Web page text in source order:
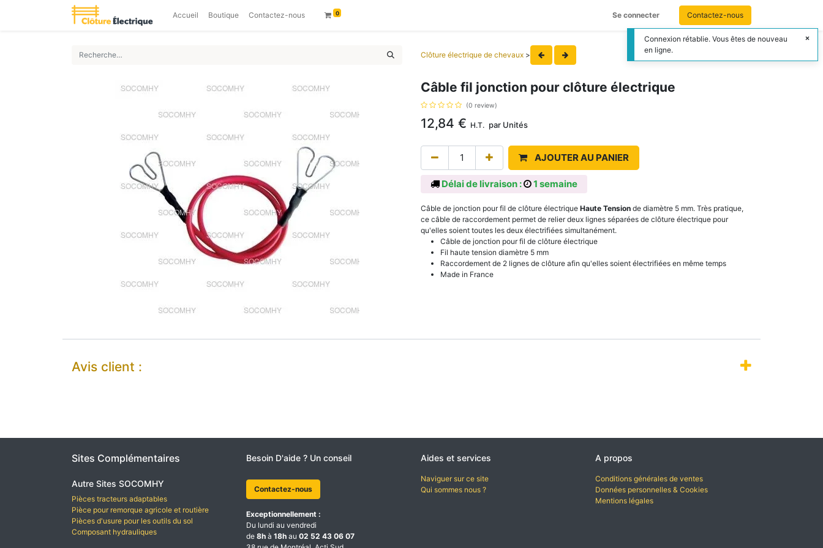
Accueil Boutique Contactez-nous 0 Se connecter Contactez-nous
Clôture électrique de chevaux >
Câble fil jonction pour clôture électrique
(0 review)
12,84 € H.T. par Unités
AJOUTER AU PANIER
Délai de livraison : 1 semaine
Câble de jonction pour fil de clôture électrique Haute Tension de diamètre 5 mm. Très pratique,
ce câble de raccordement permet de relier deux lignes séparées de clôture électrique pour
qu'elles soient toutes les deux électrifiées simultanément.
Câble de jonction pour fil de clôture électrique
Fil haute tension diamètre 5 mm
Raccordement de 2 lignes de clôture afin qu'elles soient électrifiées en même temps
Made in France
Avis client :
Sites Complémentaires
Autre Sites SOCOMHY
Pièces tracteurs adaptables
Pièce pour remorque agricole et routière
Pièces d'usure pour les outils du sol
Composant hydrauliques
Besoin D'aide ? Un conseil
Contactez-nous
Exceptionnellement :
Du lundi au vendredi
de 8h à 18h au 02 52 43 06 07
Aides et services
Naviguer sur ce site
Qui sommes nous ?
A propos
Conditions générales de ventes
Données personnelles & Cookies
Mentions légales
Connexion rétablie. Vous êtes de nouveau
en ligne.